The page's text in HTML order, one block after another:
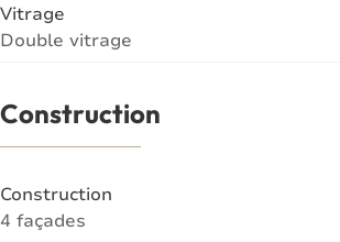
Vitrage
Double vitrage
Construction
Construction
4 façades